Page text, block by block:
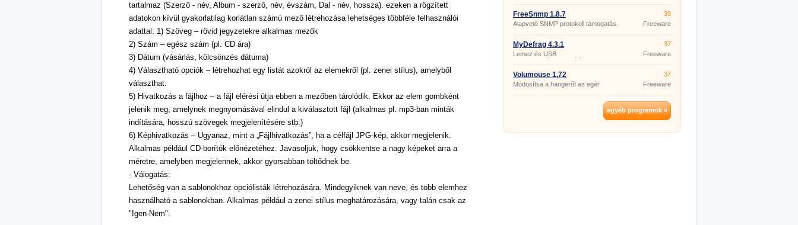
tartalmaz (Szerző - név, Album - szerző, név, évszám, Dal - név, hossza). ezeken a rögzített
adatokon kívül gyakorlatilag korlátlan számú mező létrehozása lehetséges többféle felhasználói
adattal: 1) Szöveg – rövid jegyzetekre alkalmas mezők
2) Szám – egész szám (pl. CD ára)
3) Dátum (vásárlás, kölcsönzés dátuma)
4) Választható opciók – létrehozhat egy listát azokról az elemekről (pl. zenei stílus), amelyből
választhat.
5) Hivatkozás a fájlhoz – a fájl elérési útja ebben a mezőben tárolódik. Ekkor az elem gombként
jelenik meg, amelynek megnyomásával elindul a kiválasztott fájl (alkalmas pl. mp3-ban minták
indítására, hosszú szövegek megjelenítésére stb.)
6) Képhivatkozás – Ugyanaz, mint a „Fájlhivatkozás”, ha a célfájl JPG-kép, akkor megjelenik.
Alkalmas például CD-borítók előnézetéhez. Javasoljuk, hogy csökkentse a nagy képeket arra a
méretre, amelyben megjelennek, akkor gyorsabban töltődnek be.
- Válogatás:
Lehetőség van a sablonokhoz opciólisták létrehozására. Mindegyiknek van neve, és több elemhez
használható a sablonokban. Alkalmas például a zenei stílus meghatározására, vagy talán csak az
"Igen-Nem".
FreeSnmp 1.8.7
Alapvető SNMP protokoll támogatás.
39
Freeware
MyDefrag 4.3.1
Lemez és USB
töredezettségmentesítés.
37
Freeware
Volumouse 1.72
Módosítsa a hangerőt az egér
görgőjével.
37
Freeware
egyéb programok »